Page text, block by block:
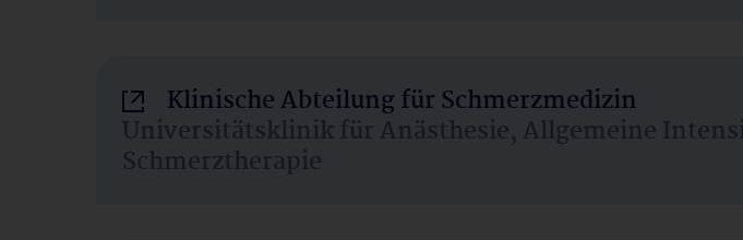
Klinische Abteilung für Schmerzmedizin
Universitätsklinik für Anästhesie, Allgemeine
Schmerztherapie